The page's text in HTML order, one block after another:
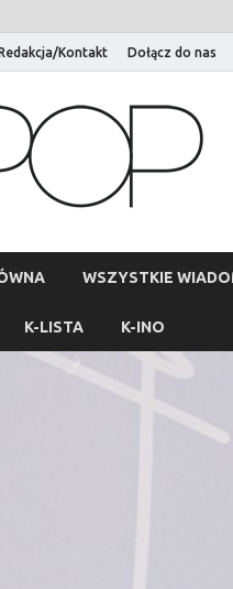
Kontakt Dołącz do nas
WSZYSTKIE
K-LISTA K-INO